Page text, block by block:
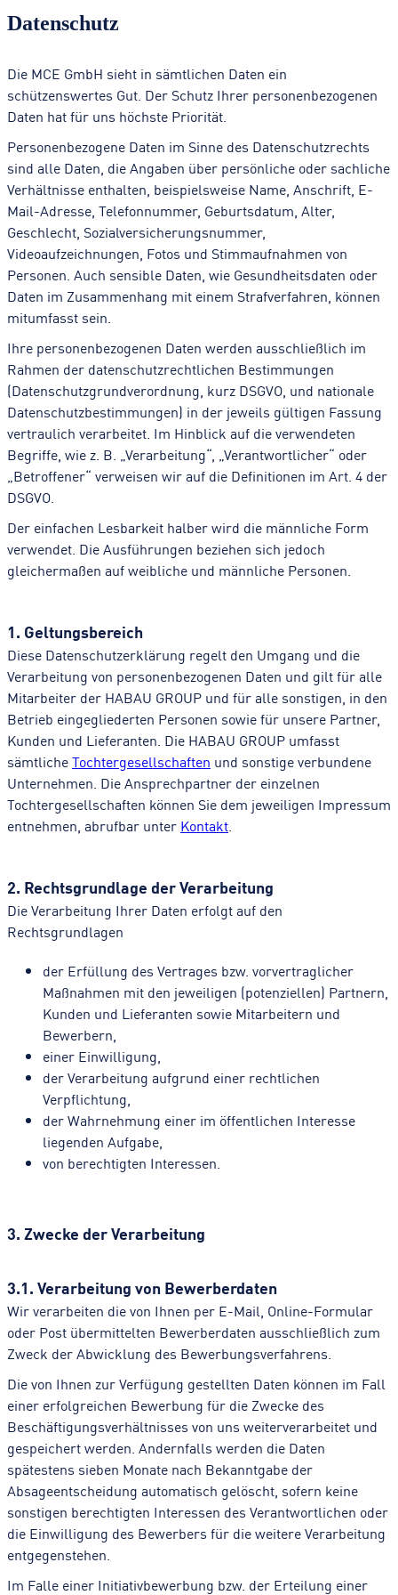
Datenschutz
Die MCE GmbH sieht in sämtlichen Daten ein
schützenswertes Gut. Der Schutz Ihrer personenbezogenen
Daten hat für uns höchste Priorität.
Personenbezogene Daten im Sinne des Datenschutzrechts
sind alle Daten, die Angaben über persönliche oder sachliche
Verhältnisse enthalten, beispielsweise Name, Anschrift, E-
Mail-Adresse, Telefonnummer, Geburtsdatum, Alter,
Geschlecht, Sozialversicherungsnummer,
Videoaufzeichnungen, Fotos und Stimmaufnahmen von
Personen. Auch sensible Daten, wie Gesundheitsdaten oder
Daten im Zusammenhang mit einem Strafverfahren, können
mitumfasst sein.
Ihre personenbezogenen Daten werden ausschließlich im
Rahmen der datenschutzrechtlichen Bestimmungen
(Datenschutzgrundverordnung, kurz DSGVO, und nationale
Datenschutzbestimmungen) in der jeweils gültigen Fassung
vertraulich verarbeitet. Im Hinblick auf die verwendeten
Begriffe, wie z. B. „Verarbeitung“, „Verantwortlicher“ oder
„Betroffener“ verweisen wir auf die Definitionen im Art. 4 der
DSGVO.
Der einfachen Lesbarkeit halber wird die männliche Form
verwendet. Die Ausführungen beziehen sich jedoch
gleichermaßen auf weibliche und männliche Personen.
1. Geltungsbereich
Diese Datenschutzerklärung regelt den Umgang und die
Verarbeitung von personenbezogenen Daten und gilt für alle
Mitarbeiter der HABAU GROUP und für alle sonstigen, in den
Betrieb eingegliederten Personen sowie für unsere Partner,
Kunden und Lieferanten. Die HABAU GROUP umfasst
sämtlicheTochtergesellschaften und sonstige verbundene
Unternehmen. Die Ansprechpartner der einzelnen
Tochtergesellschaften können Sie dem jeweiligen Impressum
entnehmen, abrufbar unter Kontakt
2. Rechtsgrundlage der Verarbeitung
Die Verarbeitung Ihrer Daten erfolgt auf den
Rechtsgrundlagen
der Erfüllung des Vertrages bzw. vorvertraglicher
Maßnahmen mit den jeweiligen (potenziellen) Partnern,
Kunden und Lieferanten sowie Mitarbeitern und
Bewerbern,
einer Einwilligung,
der Verarbeitung aufgrund einer rechtlichen
Verpflichtung,
der Wahrnehmung einer im öffentlichen Interesse
liegenden Aufgabe,
von berechtigten Interessen.
3. Zwecke der Verarbeitung
3.1. Verarbeitung von Bewerberdaten
Wir verarbeiten die von Ihnen per E-Mail, Online-Formular
oder Post übermittelten Bewerberdaten ausschließlich zum
Zweck der Abwicklung des Bewerbungsverfahrens.
Die von Ihnen zur Verfügung gestellten Daten können im Fall
einer erfolgreichen Bewerbung für die Zwecke des
Beschäftigungsverhältnisses von uns weiterverarbeitet und
gespeichert werden. Andernfalls werden die Daten
spätestens sieben Monate nach Bekanntgabe der
Absageentscheidung automatisch gelöscht, sofern keine
sonstigen berechtigten Interessen des Verantwortlichen oder
die Einwilligung des Bewerbers für die weitere Verarbeitung
entgegenstehen.
Im Falle einer Initiativbewerbung bzw. der Erteilung einer